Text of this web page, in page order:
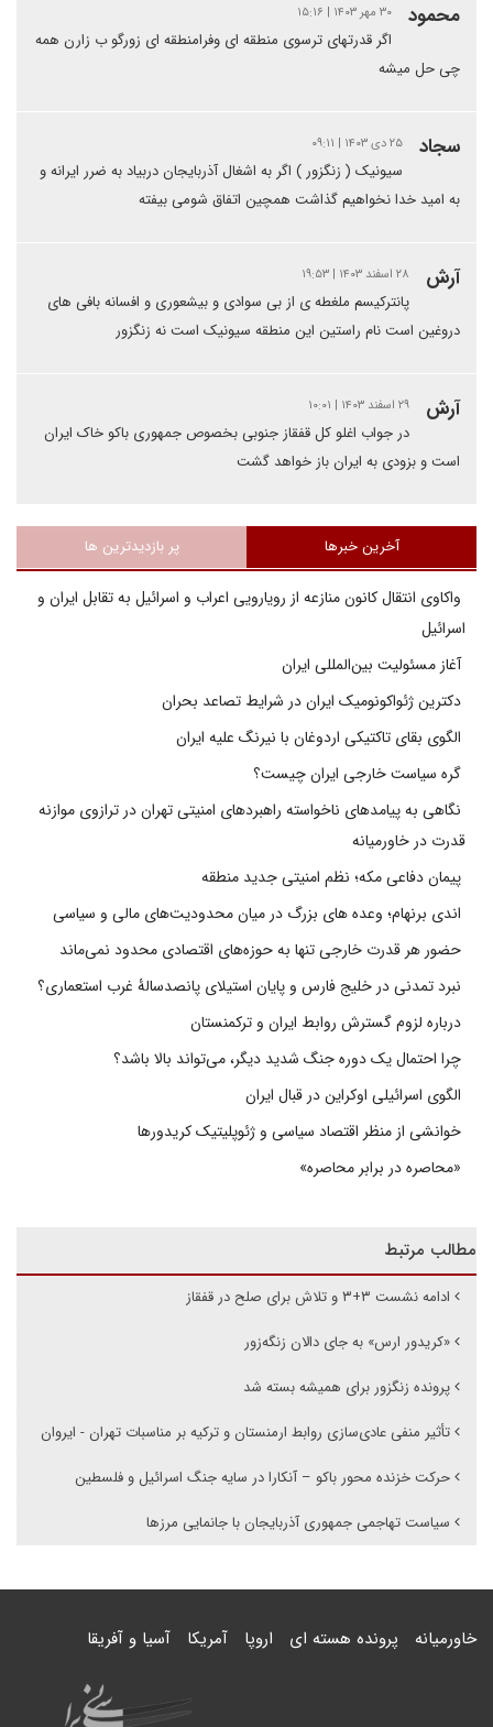
محمود ۳۰ مهر ۱۴۰۳ | ۱۵:۱۶
اگر قدرتهای ترسوی منطقه ای وفرامنطقه ای زورگو ب زارن همه
چی حل میشه
سجاد ۲۵ دی ۱۴۰۳ | ۰۹:۱۱
سیونیک ( زنگزور ) اگر به اشغال آذربایجان دربیاد به ضرر ایرانه و
به امید خدا نخواهیم گذاشت همچین اتفاق شومی بیفته
آرش ۲۸ اسفند ۱۴۰۳ | ۱۹:۵۳
پانترکیسم ملغطه ی از بی سوادی و بیشعوری و افسانه بافی های
دروغین است نام راستین این منطقه سیونیک است نه زنگزور
آرش ۲۹ اسفند ۱۴۰۳ | ۱۰:۰۱
در جواب اغلو کل قفقاز جنوبی بخصوص جمهوری باکو خاک ایران
است و بزودی به ایران باز خواهد گشت
آخرین خبرها پر بازدیدترین ها
واکاوی انتقال کانون منازعه از رویارویی اعراب و اسرائیل به تقابل ایران و
اسرائیل
آغاز مسئولیت بین‌المللی ایران
دکترین ژئواکونومیک ایران در شرایط تصاعد بحران
الگوی بقای تاکتیکی اردوغان با نیرنگ علیه ایران
گره سیاست خارجی ایران چیست؟
نگاهی به پیامدهای ناخواسته راهبردهای امنیتی تهران در ترازوی موازنه
قدرت در خاورمیانه
پیمان دفاعی مکه؛ نظم امنیتی جدید منطقه
اندی برنهام؛ وعده های بزرگ در میان محدودیت‌های مالی و سیاسی
حضور هر قدرت خارجی تنها به حوزه‌های اقتصادی محدود نمی‌ماند
نبرد تمدنی در خلیج فارس و پایان استیلای پانصدسالۀ غرب استعماری؟
درباره لزوم گسترش روابط ایران و ترکمنستان
چرا احتمال یک دوره جنگ شدید دیگر، می‌تواند بالا باشد؟
الگوی اسرائیلی اوکراین در قبال ایران
خوانشی از منظر اقتصاد سیاسی و ژئوپلیتیک کریدورها
«محاصره در برابر محاصره»
مطالب مرتبط
ادامه نشست ۳+۳ و تلاش برای صلح در قفقاز
«کریدور ارس» به جای دالان زنگه‌زور
پرونده زنگزور برای همیشه بسته شد
تأثیر منفی عادی‌سازی روابط ارمنستان و ترکیه بر مناسبات تهران - ایروان
حرکت خزنده محور باکو – آنکارا در سایه جنگ اسرائیل و فلسطین
سیاست تهاجمی جمهوری آذربایجان با جانمایی مرزها
خاورمیانه پرونده هسته ای اروپا آمریکا آسیا و آفریقا